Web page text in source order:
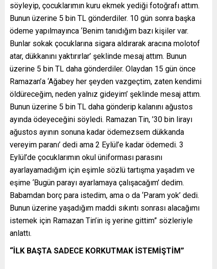
söyleyip, çocuklarımın kuru ekmek yediği fotoğrafı attım.
Bunun üzerine 5 bin TL gönderdiler. 10 gün sonra başka
ödeme yapılmayınca ‘Benim tanıdığım bazı kişiler var.
Bunlar sokak çocuklarına sigara aldırarak aracına molotof
atar, dükkanını yaktırırlar’ şeklinde mesaj attım. Bunun
üzerine 5 bin TL daha gönderdiler. Olaydan 15 gün önce
Ramazan’a ‘Ağabey her şeyden vazgeçtim, zaten kendimi
öldüreceğim, neden yalnız gideyim’ şeklinde mesaj attım.
Bunun üzerine 5 bin TL daha gönderip kalanını ağustos
ayında ödeyeceğini söyledi. Ramazan Tin, ’30 bin lirayı
ağustos ayının sonuna kadar ödemezsem dükkanda
vereyim paranı’ dedi ama 2 Eylül’e kadar ödemedi. 3
Eylül’de çocuklarımın okul üniforması parasını
ayarlayamadığım için eşimle sözlü tartışma yaşadım ve
eşime ‘Bugün parayı ayarlamaya çalışacağım’ dedim.
Babamdan borç para istedim, ama o da ‘Param yok’ dedi.
Bunun üzerine yaşadığım maddi sıkıntı sonrası alacağımı
istemek için Ramazan Tin’in iş yerine gittim” sözleriyle
anlattı.
“İLK BAŞTA SADECE KORKUTMAK İSTEMİŞTİM”